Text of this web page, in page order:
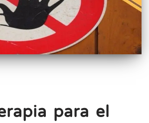
para el